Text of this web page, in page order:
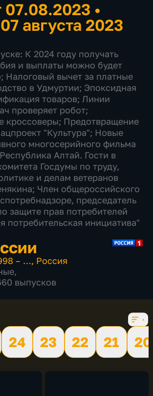
07.08.2023 •
августа 2023
К 2024 году получать
и выплаты можно будет
Налоговый вычет за платные
в Удмуртии; Эпоксидная
товаров; Линии
проверяет робот;
кроссоверы; Предотвращение
"Культура"; Новые
многосерийного фильма
Алтай. Гости в
Госдумы по труду,
и делам ветеранов
Член общероссийского
председатель
защите прав потребителей
потребительская инициатива"
– …, Россия
,
выпусков
24 23 22 21
20